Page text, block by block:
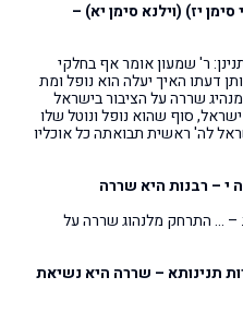
יז) (וילנא סימן יא) –
ר' שמעון אומר אף בחלקי
דעתו האיך יעלה הוא נופל ומת
שררה על הציבור בישראל
סוף שהוא נופל ונוטל שלו
לה' ראשית תבואתה כל אוכליו
י – רבנות היא שררה
… התרחק מלנהוג שררה על
תנינותא – שררה היא נשיאת